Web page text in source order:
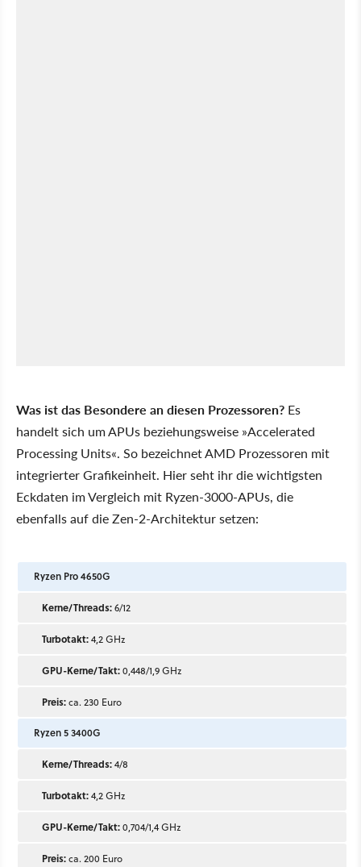
Was ist das Besondere an diesen Prozessoren? Es
handelt sich um APUs beziehungsweise »Accelerated
Processing Units«. So bezeichnet AMD Prozessoren mit
integrierter Grafikeinheit. Hier seht ihr die wichtigsten
Eckdaten im Vergleich mit Ryzen-3000-APUs, die
ebenfalls auf die Zen-2-Architektur setzen:
Ryzen Pro 4650G
Kerne/Threads:6/12
Turbotakt:4,2 GHz
GPU-Kerne/Takt:0,448/1,9 GHz
Preis:ca. 230 Euro
Ryzen 5 3400G
Kerne/Threads:4/8
Turbotakt:4,2 GHz
GPU-Kerne/Takt:0,704/1,4 GHz
Preis:ca. 200 Euro